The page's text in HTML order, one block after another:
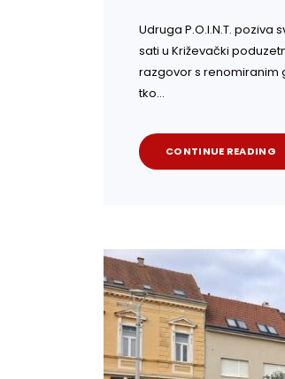
Udruga P.O.I.N.T. poziva
sati u Križevački
razgovor s renomiranim
tko…
CONTINUE READING